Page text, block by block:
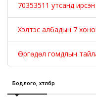
70353511 утсанд
Хэлтэс албадын 7
Өргөдөл гомдлын
Бодлого, хөтөлбөр